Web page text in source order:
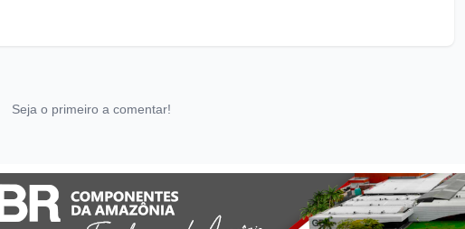
Seja o primeiro a comentar!